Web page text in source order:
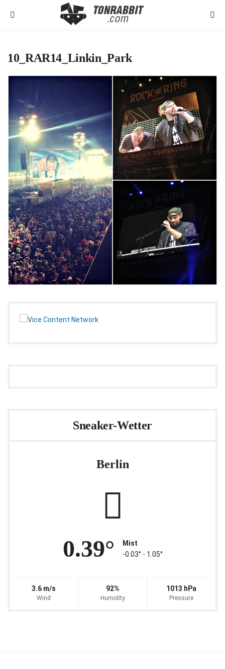
10_RAR14_Linkin_Park
Sneaker-Wetter
Berlin
0.39°
Mist
-0.03° ‐ 1.05°
3.6 m/s
Wind
92%
Humidity
1013 hPa
Pressure